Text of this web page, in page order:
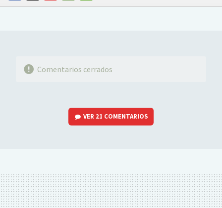
FACEBOOKTWITTERFLIPBOARD
E-
WHATSAPP
Comentarios cerrados
VER 21 COMENTARIOS